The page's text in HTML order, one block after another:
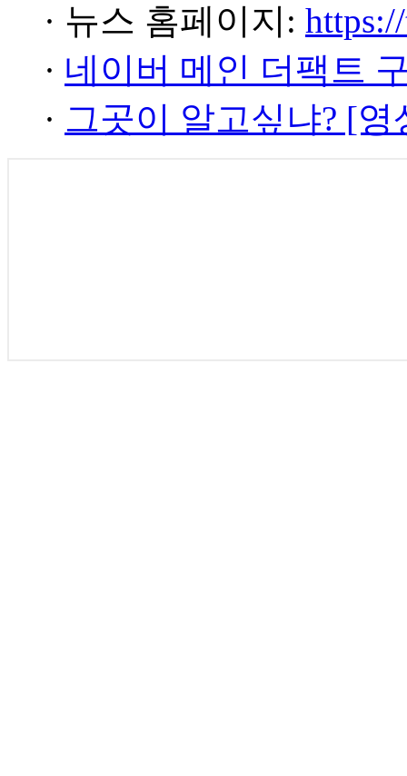
· 뉴스 홈페이지:
· 네이버 메인 더팩트
· 그곳이 알고싶냐? [